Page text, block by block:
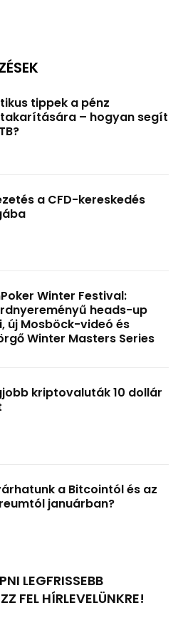
tippek a pénz
– hogyan segít
a CFD-kereskedés
Winter Festival:
heads-up
új Mosböck-videó és
Winter Masters Series
kriptovaluták 10 dollár
a Bitcointól és az
januárban?
LEGFRISSEBB
FEL HÍRLEVELÜNKRE!